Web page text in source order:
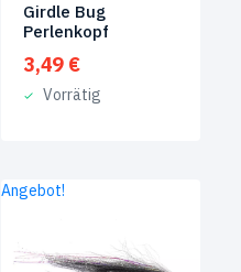
Girdle Bug
Perlenkopf
3,49 €
Vorrätig
Angebot!